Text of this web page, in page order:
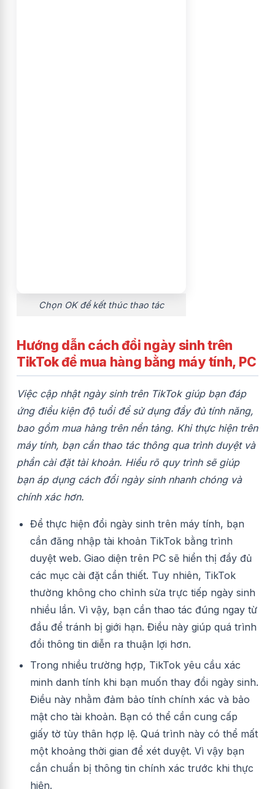
Chọn OK để kết thúc thao tác
Hướng dẫn cách đổi ngày sinh trên
TikTok để mua hàng bằng máy tính, PC
Việc cập nhật ngày sinh trên TikTok giúp bạn đáp
ứng điều kiện độ tuổi để sử dụng đầy đủ tính năng,
bao gồm mua hàng trên nền tảng. Khi thực hiện trên
máy tính, bạn cần thao tác thông qua trình duyệt và
phần cài đặt tài khoản. Hiểu rõ quy trình sẽ giúp
bạn áp dụng cách đổi ngày sinh nhanh chóng và
chính xác hơn.
Để thực hiện đổi ngày sinh trên máy tính, bạn
cần đăng nhập tài khoản TikTok bằng trình
duyệt web. Giao diện trên PC sẽ hiển thị đầy đủ
các mục cài đặt cần thiết. Tuy nhiên, TikTok
thường không cho chỉnh sửa trực tiếp ngày sinh
nhiều lần. Vì vậy, bạn cần thao tác đúng ngay từ
đầu để tránh bị giới hạn. Điều này giúp quá trình
đổi thông tin diễn ra thuận lợi hơn.
Trong nhiều trường hợp, TikTok yêu cầu xác
minh danh tính khi bạn muốn thay đổi ngày sinh.
Điều này nhằm đảm bảo tính chính xác và bảo
mật cho tài khoản. Bạn có thể cần cung cấp
giấy tờ tùy thân hợp lệ. Quá trình này có thể mất
một khoảng thời gian để xét duyệt. Vì vậy bạn
cần chuẩn bị thông tin chính xác trước khi thực
hiện.